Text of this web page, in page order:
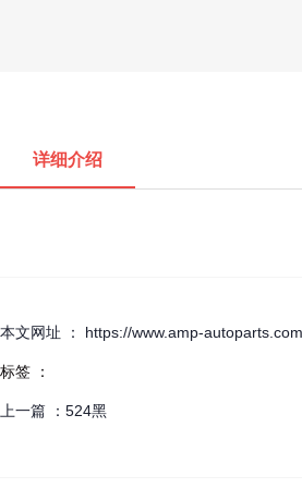
详细介绍
本文网址 ： https://www.amp-
标签 ：
上一篇 ： 524黑